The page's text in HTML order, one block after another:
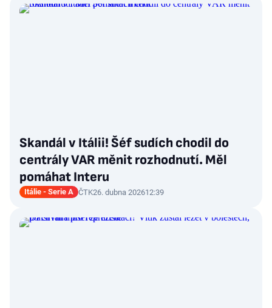
Skandál v Itálii! Šéf sudích chodil do
centrály VAR měnit rozhodnutí. Měl
pomáhat Interu
Itálie - Serie A ČTK26. dubna 202612:39